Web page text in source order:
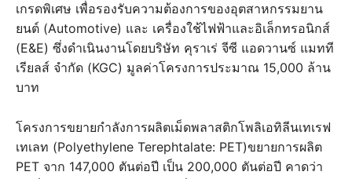
เกรดพิเศษ เพื่อรองรับความต้องการของอุตสาหกรรมยาน
ยนต์ (Automotive) และ เครื่องใช้ไฟฟ้าและอิเล็กทรอนิกส์
(E&E) ซึ่งดำเนินงานโดยบริษัท คุราเร่ จีซี แอดวานซ์ แมทที
เรียลส์ จำกัด (KGC) มูลค่าโครงการประมาณ 15,000 ล้าน
บาท
โครงการขยายกำลังการผลิตเม็ดพลาสติกโพลิเอทิลีนเทเรฟ
เทเลท (Polyethylene Terephtalate: PET)ขยายการผลิต
PET จาก 147,000 ตันต่อปี เป็น 200,000 ตันต่อปี คาดว่า